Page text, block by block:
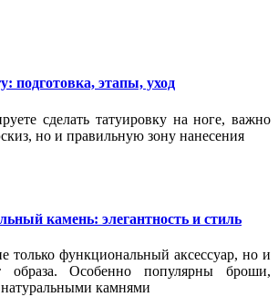
подготовка, этапы, уход
сделать татуировку на ноге, важно
но и правильную зону нанесения
камень: элегантность и стиль
функциональный аксессуар, но и
образа. Особенно популярны броши,
камнями